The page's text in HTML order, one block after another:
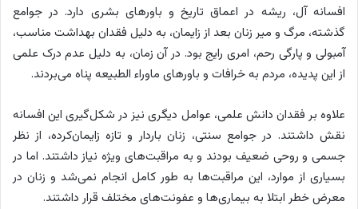
افسانه آل، ریشه در اعماق تاریخ و باورهای بشری دارد. در جوامع
گذشته، مرگ و میر زنان بعد از زایمان، به دلیل فقدان بهداشت مناسب،
آمبولی و پارگی رحم، امری رایج بود. در آن زمان، به دلیل عدم درک علمی
از این پدیده، مردم به خرافات و باورهای ماوراء الطبیعه پناه می‌بردند.
علاوه بر فقدان دانش علمی، عوامل دیگری نیز در شکل‌گیری این افسانه
نقش داشتند. در جوامع سنتی، زنان باردار و تازه زایمان‌کرده، از نظر
جسمی و روحی ضعیف بودند و به مراقبت‌های ویژه نیاز داشتند. اما در
بسیاری از موارد، این مراقبت‌ها به طور کامل انجام نمی‌شد و زنان در
معرض خطر ابتلا به بیماری‌ها و عفونت‌های مختلف قرار داشتند.